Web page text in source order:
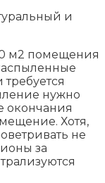
и
м2 помещения
нужно
окончания
Хотя,
не
за